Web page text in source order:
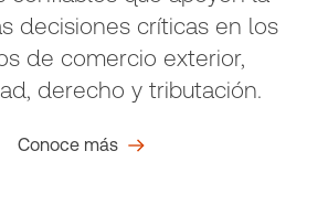
decisiones críticas en los
de comercio exterior,
derecho y tributación.
Conoce más